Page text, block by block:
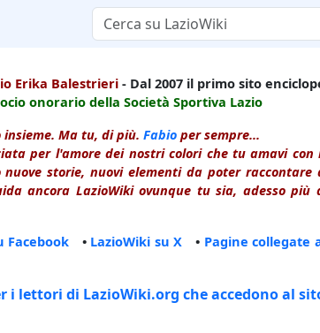
Erika Balestrieri - Dal 2007 il primo sito
onorario della Società Sportiva Lazio
Ma tu, di più. Fabio per sempre...
per l'amore dei nostri colori che tu amavi
nuove storie, nuovi elementi da poter
ancora LazioWiki ovunque tu sia, adesso
Facebook • LazioWiki su X • Pagine collegate
i lettori di LazioWiki.org che accedono al